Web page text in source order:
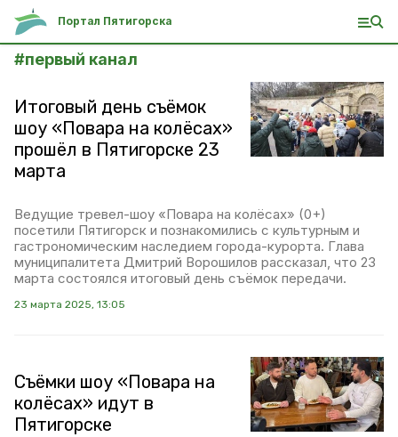
Портал Пятигорска
#первый канал
Итоговый день съёмок
шоу «Повара на колёсах»
прошёл в Пятигорске 23
марта
Ведущие тревел-шоу «Повара на колёсах» (0+)
посетили Пятигорск и познакомились с культурным и
гастрономическим наследием города-курорта. Глава
муниципалитета Дмитрий Ворошилов рассказал, что 23
марта состоялся итоговый день съёмок передачи.
23 марта 2025, 13:05
Съёмки шоу «Повара на
колёсах» идут в
Пятигорске